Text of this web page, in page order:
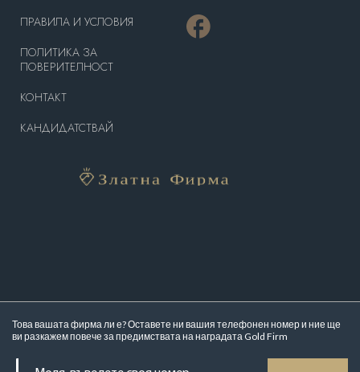
Това вашата фирма ли е? Оставете ни вашия телефонен номер и ние ще
ви разкажем повече запредимствата на наградата Gold Firm
ПРАВИЛА И УСЛОВИЯ
ПОЛИТИКА ЗА
ПОВЕРИТЕЛНОСТ
КОНТАКТ
КАНДИДАТСТВАЙ